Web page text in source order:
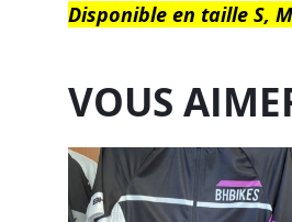
Disponible en taille S,
VOUS